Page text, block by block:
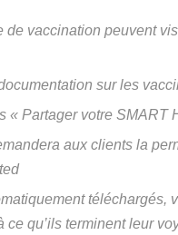
vaccination peuvent
sur les
« Partager votre SMART
aux clients la
téléchargés,
qu’ils terminent leur